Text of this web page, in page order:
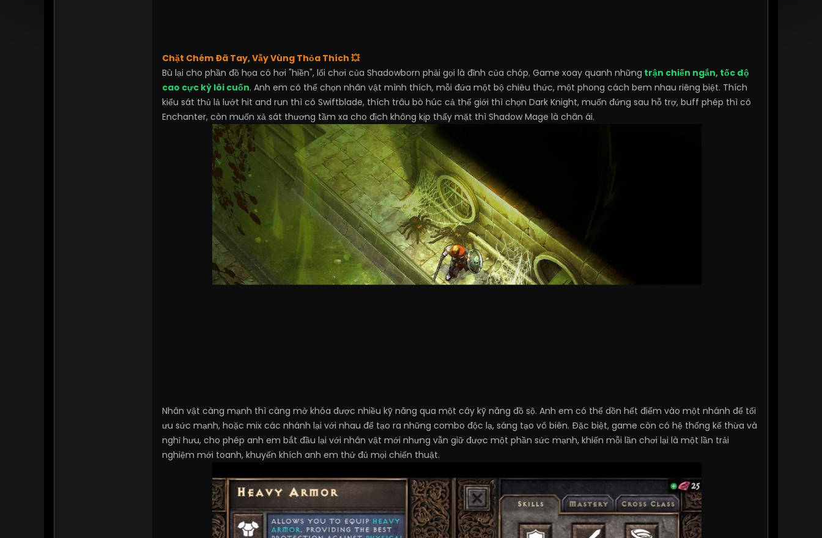
Chặt Chém Đã Tay, Vẫy Vùng Thỏa Thích 💥
Bù lại cho phần đồ họa có hơi "hiền", lối chơi của Shadowborn phải gọi là đỉnh của chóp. Game xoay quanh những trận chiến ngắn, tốc độ
cao cực kỳ lôi cuốn. Anh em có thể chọn nhân vật mình thích, mỗi đứa một bộ chiêu thức, một phong cách bem nhau riêng biệt. Thích
kiểu sát thủ lả lướt hit and run thì có Swiftblade, thích trâu bò húc cả thế giới thì chọn Dark Knight, muốn đứng sau hỗ trợ, buff phép thì có
Enchanter, còn muốn xả sát thương tầm xa cho địch không kịp thấy mặt thì Shadow Mage là chân ái.
Nhân vật càng mạnh thì càng mở khóa được nhiều kỹ năng qua một cây kỹ năng đồ sộ. Anh em có thể dồn hết điểm vào một nhánh để tối
ưu sức mạnh, hoặc mix các nhánh lại với nhau để tạo ra những combo độc lạ, sáng tạo vô biên. Đặc biệt, game còn có hệ thống kế thừa và
nghỉ hưu, cho phép anh em bắt đầu lại với nhân vật mới nhưng vẫn giữ được một phần sức mạnh, khiến mỗi lần chơi lại là một lần trải
nghiệm mới toanh, khuyến khích anh em thử đủ mọi chiến thuật.